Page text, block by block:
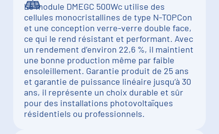
Le module DMEGC 500Wc utilise des
cellules monocristallines de type N-TOPCon
et une conception verre-verre double face,
ce qui le rend résistant et performant. Avec
un rendement d’environ 22,6 %, il maintient
une bonne production même par faible
ensoleillement. Garantie produit de 25 ans
et garantie de puissance linéaire jusqu’à 30
ans, il représente un choix durable et sûr
pour des installations photovoltaïques
résidentiels ou professionnels.